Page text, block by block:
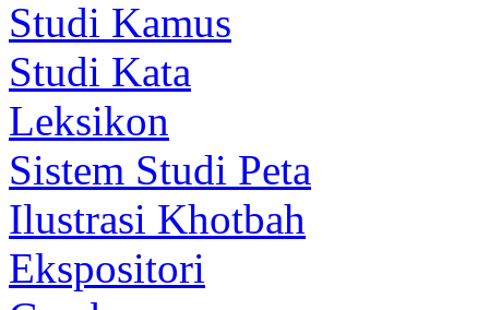
Studi Kamus
Studi Kata
Leksikon
Sistem Studi Peta
Ilustrasi Khotbah
Ekspositori